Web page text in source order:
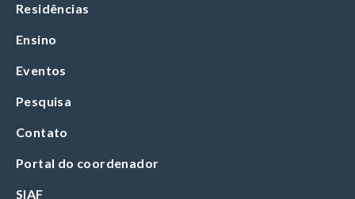
Residências
Ensino
Eventos
Pesquisa
Contato
Portal do coordenador
SIAF